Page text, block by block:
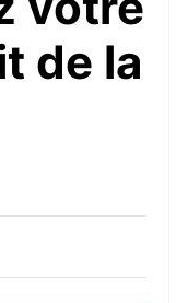
de la